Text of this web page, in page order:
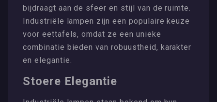
bijdraagt aan de sfeer en stijl van de ruimte.
Industriële lampen zijn een populaire keuze
voor eettafels, omdat ze een unieke
combinatie bieden van robuustheid, karakter
en elegantie.
Stoere Elegantie